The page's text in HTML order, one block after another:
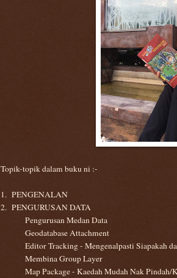
Topik-topik dalam buku ni :-
1. PENGENALAN
2. PENGURUSAN DATA
Pengurusan Medan Data
Geodatabase Attachment
Editor Tracking - Mengenalpasti Siapakah
Membina Group Layer
Map Package - Kaedah Mudah Nak Pindah/